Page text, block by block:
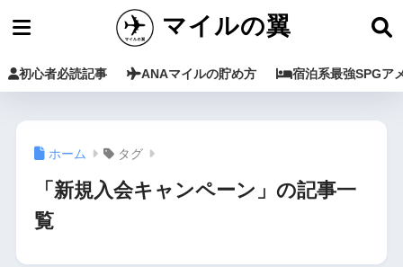
マイルの翼
初心者必読記事 ANAマイルの貯め方 宿泊系最強SPGア
ホーム タグ
「新規入会キャンペーン」の記事一
覧